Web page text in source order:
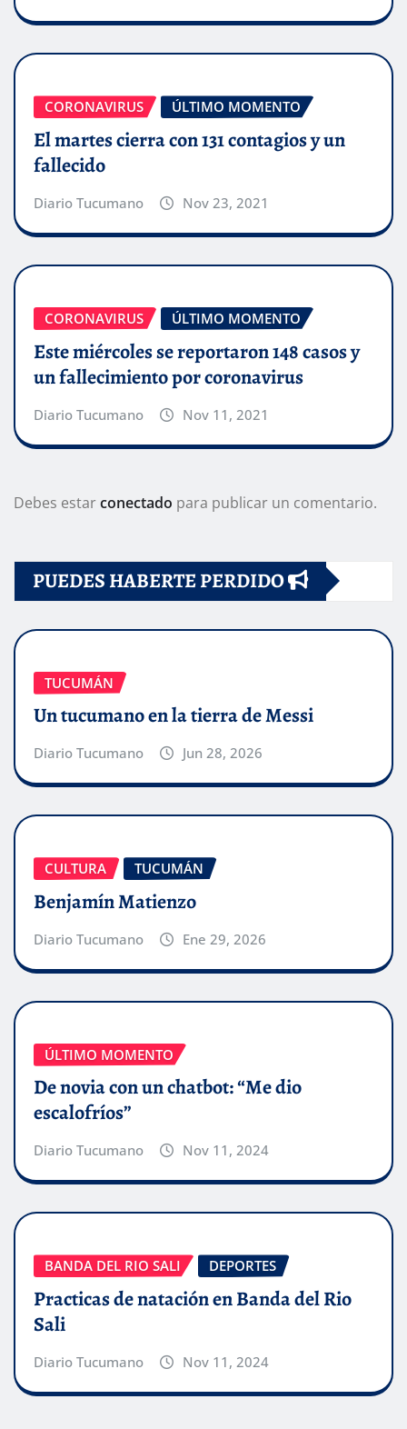
CORONAVIRUS ÚLTIMO MOMENTO
El martes cierra con 131 contagios y un
fallecido
Diario Tucumano Nov 23, 2021
CORONAVIRUS ÚLTIMO MOMENTO
Este miércoles se reportaron 148 casos y
un fallecimiento por coronavirus
Diario Tucumano Nov 11, 2021
Debes estarconectado para publicar un comentario.
PUEDES HABERTE PERDIDO
TUCUMÁN
Un tucumano en la tierra de Messi
Diario Tucumano Jun 28, 2026
CULTURA TUCUMÁN
Benjamín Matienzo
Diario Tucumano Ene 29, 2026
ÚLTIMO MOMENTO
De novia con un chatbot: “Me dio
escalofríos”
Diario Tucumano Nov 11, 2024
BANDA DEL RIO SALI DEPORTES
Practicas de natación en Banda del Rio
Sali
Diario Tucumano Nov 11, 2024